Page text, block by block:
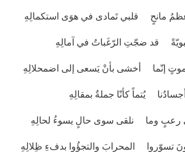
أعظمُ مانحٍ قلبي تَمادى في هوَى استكمالِهِ
قد ضجّتِ الرّغَباتُ في آمالِهِ
إنّما أخشى بأنْ يَسعى إلى اضمحلالِهِ
يُتماً كأنّا جملةٌ بمقالِهِ
رعبٍ وما نلقى سوى حالٍ يسوءُ لحالِهِ
تسوّروا المحرابَ والتجؤُوا بدفءِ ظِلالِهِ